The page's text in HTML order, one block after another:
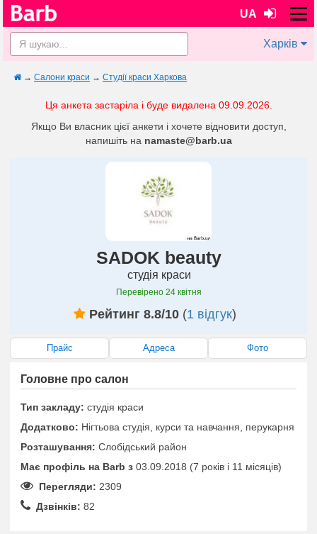
UA
Харків
→ Салони краси → Студії краси Харкова
Ця анкета застаріла і буде видалена 09.09.2026.
Якщо Ви власник цієї анкети і хочете відновити доступ,
напишіть на namaste@barb.ua
SADOK beauty
студія краси
Перевірено 24 квітня
Рейтинг 8.8/10 (1 відгук)
Прайс Адреса Фото
Головне про салон
Тип закладу: студія краси
Додатково: Нігтьова студія, курси та навчання, перукарня
Розташування: Слобідський район
Має профіль на Barb з 03.09.2018 (7 років i 11 місяців)
Перегляди: 2309
Дзвінків: 82